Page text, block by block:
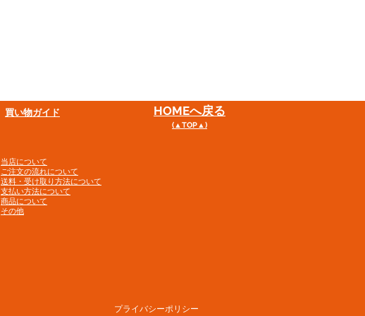
買い物ガイド HOMEへ戻る
(▲TOP▲)
​当店について
ご注文の流れについて
送料・受け取り方法について
支払い方法について
商品について
その他
プライバシーポリシー